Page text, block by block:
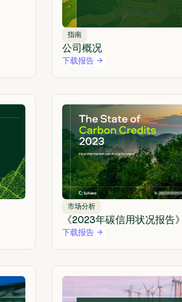
指南
公司概况
下载报告
市场分析
《2023年碳信用状况报告》
下载报告